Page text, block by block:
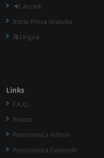
Accedi
Inizia Prova Gratuita
Lingua
Links
F.A.Q.
Prezzo
Panoramica Admin
Panoramica Generale